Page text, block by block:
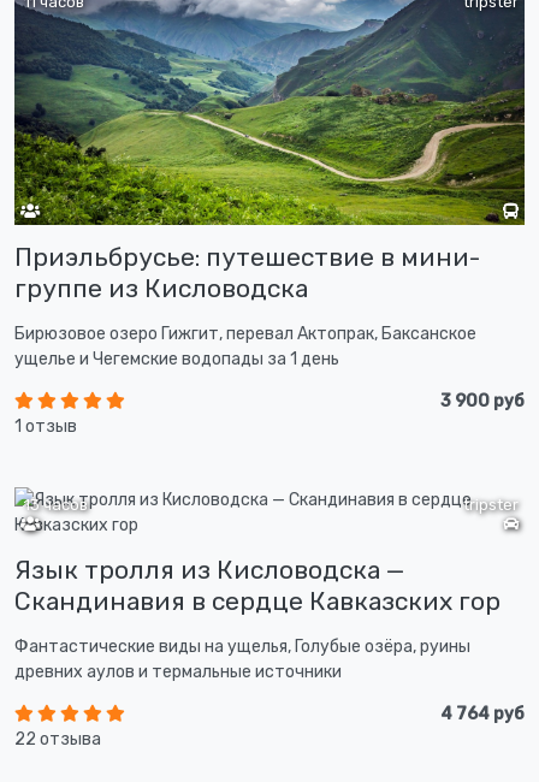
Приэльбрусье: путешествие в мини-
группе из Кисловодска
Бирюзовое озеро Гижгит, перевал Актопрак, Баксанское
ущелье и Чегемские водопады за 1 день
1 отзыв
3 900 руб
tripster
13 часов
Язык тролля из Кисловодска —
Скандинавия в сердце Кавказских гор
Фантастические виды на ущелья, Голубые озёра, руины
древних аулов и термальные источники
22 отзыва
4 764 руб